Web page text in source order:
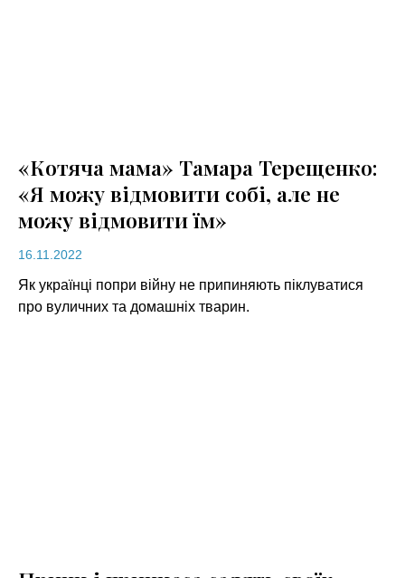
«Котяча мама» Тамара Терещенко:
«Я можу відмовити собі, але не
можу відмовити їм»
16.11.2022
Як українці попри війну не припиняють піклуватися
про вуличних та домашніх тварин.